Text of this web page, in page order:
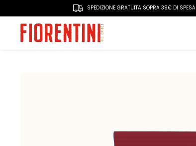
SPEDIZIONE GRATUITA SOPRA 39€ DI SPESA